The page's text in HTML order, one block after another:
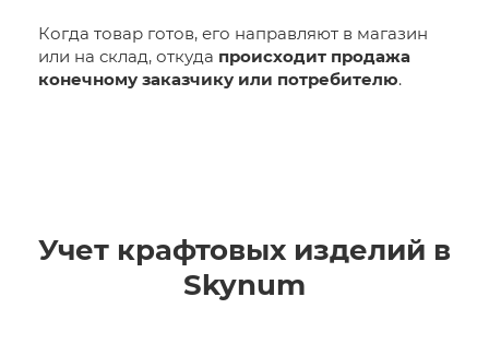
Когда товар готов, его направляют в магазин
или на склад, откуда происходит продажа
конечному заказчику или потребителю.
Учет крафтовых изделий в
Skynum